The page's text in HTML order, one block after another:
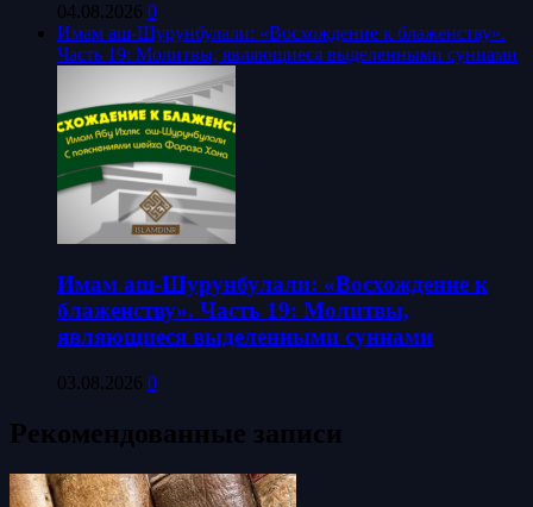
04.08.2026 0
Имам аш-Шурунбулали: «Восхождение к блаженству».
Часть 19: Молитвы, являющиеся выделенными суннами
Имам аш-Шурунбулали: «Восхождение к
блаженству». Часть 19: Молитвы,
являющиеся выделенными суннами
03.08.2026 0
Рекомендованные записи